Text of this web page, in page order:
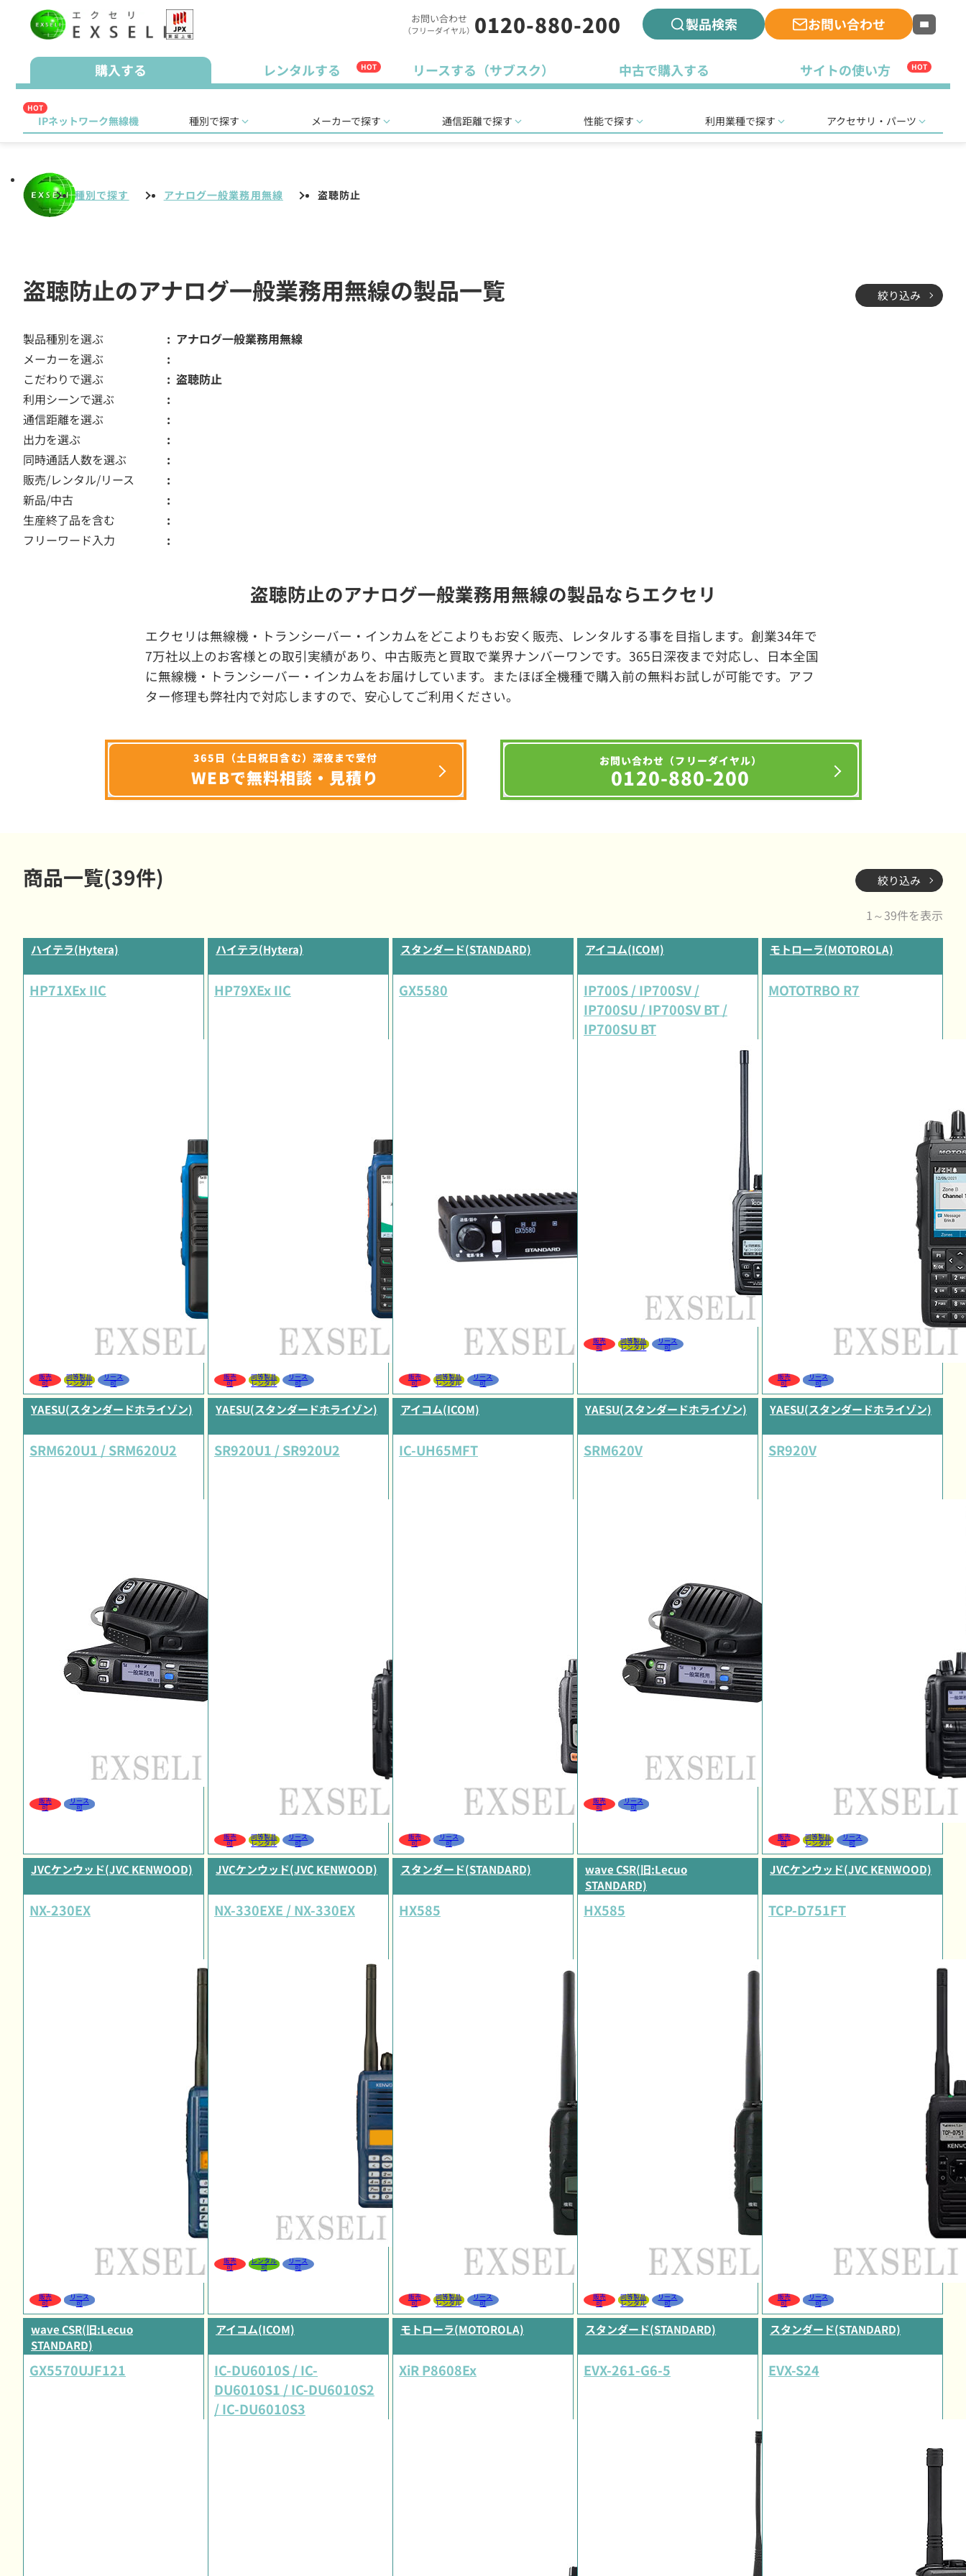
お問い合わせ
（フリーダイヤル） 0120-880-200 製品検索 お問い合わせ
購入する レンタルする HOT リースする（サブスク） 中古で購入する サイトの使い方 HOT
HOT
IPネットワーク無線機 種別で探す メーカーで探す 通信距離で探す 性能で探す 利用業種で探す アクセサリ・パーツ
種別で探す アナログ一般業務用無線 盗聴防止
盗聴防止のアナログ一般業務用無線の製品一覧 絞り込み
製品種別を選ぶ
アナログ一般業務用無線
メーカーを選ぶ
こだわりで選ぶ
盗聴防止
利用シーンで選ぶ
通信距離を選ぶ
出力を選ぶ
同時通話人数を選ぶ
販売/レンタル/リース
新品/中古
生産終了品を含む
フリーワード入力
盗聴防止のアナログ一般業務用無線の製品ならエクセリ
エクセリは無線機・トランシーバー・インカムをどこよりもお安く販売、レンタルする事を目指します。創業34年で
7万社以上のお客様との取引実績があり、中古販売と買取で業界ナンバーワンです。365日深夜まで対応し、日本全国
に無線機・トランシーバー・インカムをお届けしています。またほぼ全機種で購入前の無料お試しが可能です。アフ
ター修理も弊社内で対応しますので、安心してご利用ください。
365日（土日祝日含む）深夜まで受付
WEBで無料相談・見積り
お問い合わせ（フリーダイヤル）
0120-880-200
商品一覧(39件) 絞り込み
1～39件を表示
ハイテラ(Hytera)
HP71XEx IIC
販売
可
同等製品
レンタル
リース
可
ハイテラ(Hytera)
HP79XEx IIC
販売
可
同等製品
レンタル
リース
可
スタンダード(STANDARD)
GX5580
販売
可
同等製品
レンタル
リース
可
アイコム(ICOM)
IP700S / IP700SV /
IP700SU / IP700SV BT /
IP700SU BT
販売
可
同等製品
レンタル
リース
可
モトローラ(MOTOROLA)
MOTOTRBO R7
販売
可
リース
可
YAESU(スタンダードホライゾン)
SRM620U1 / SRM620U2
販売
可
リース
可
YAESU(スタンダードホライゾン)
SR920U1 / SR920U2
販売
可
同等製品
レンタル
リース
可
アイコム(ICOM)
IC-UH65MFT
販売
可
リース
可
YAESU(スタンダードホライゾン)
SRM620V
販売
可
リース
可
YAESU(スタンダードホライゾン)
SR920V
販売
可
同等製品
レンタル
リース
可
JVCケンウッド(JVC KENWOOD)
NX-230EX
販売
可
リース
可
JVCケンウッド(JVC KENWOOD)
NX-330EXE / NX-330EX
販売
可
レンタル
可
リース
可
スタンダード(STANDARD)
HX585
販売
可
同等製品
レンタル
リース
可
wave CSR(旧:Lecuo
STANDARD)
HX585
販売
可
同等製品
レンタル
リース
可
JVCケンウッド(JVC KENWOOD)
TCP-D751FT
販売
可
リース
可
wave CSR(旧:Lecuo
STANDARD)
GX5570UJF121
アイコム(ICOM)
IC-DU6010S / IC-
DU6010S1 / IC-DU6010S2
/ IC-DU6010S3
モトローラ(MOTOROLA)
XiR P8608Ex
スタンダード(STANDARD)
EVX-261-G6-5
スタンダード(STANDARD)
EVX-S24